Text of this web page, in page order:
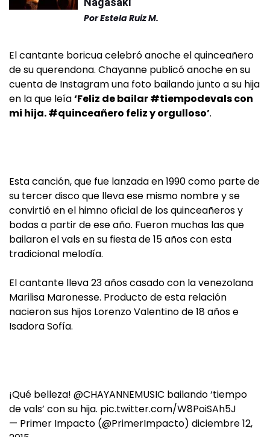
PorEstela Ruiz M.
El cantante boricua celebró anoche el quinceañero
de su querendona. Chayanne publicó anoche en su
cuenta de Instagram una foto bailando junto a su hija
en la que leía‘Feliz de bailar #tiempodevals con
mi hija. #quinceañero feliz y orgulloso’.
Esta canción, que fue lanzada en 1990 como parte de
su tercer disco que lleva ese mismo nombre y se
convirtió en el himno oficial de los quinceañeros y
bodas a partir de ese año. Fueron muchas las que
bailaron el vals en su fiesta de 15 años con esta
tradicional melodía.
El cantante lleva 23 años casado con la venezolana
Marilisa Maronesse. Producto de esta relación
nacieron sus hijos Lorenzo Valentino de 18 años e
Isadora Sofía.
¡Qué belleza! @CHAYANNEMUSIC bailando ‘tiempo
de vals’ con su hija. pic.twitter.com/W8PoiSAh5J
— Primer Impacto (@PrimerImpacto) diciembre 12,